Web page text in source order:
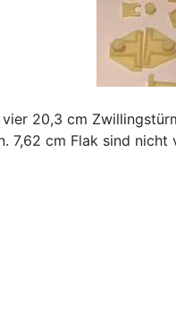
20,3 cm
7,62 cm Flak sind nicht